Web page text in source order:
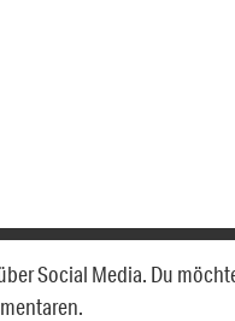
Social Media. Du